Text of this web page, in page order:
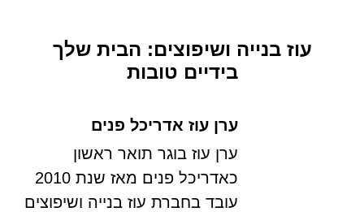
עוז בנייה ושיפוצים: הבית שלך
בידיים טובות
ערן עוז אדריכל פנים
ערן עוז בוגר תואר ראשון
כאדריכל פנים מאז שנת 2010
עובד בחברת עוז בנייה ושיפוצים